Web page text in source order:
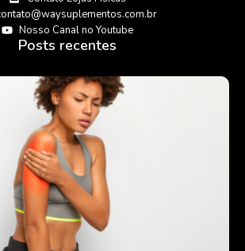
Nosso Canal no Youtube
Posts recentes